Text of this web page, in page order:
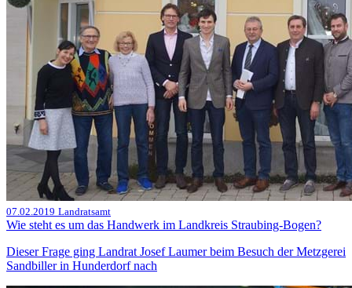
07.02.2019 Landratsamt
Wie steht es um das Handwerk im Landkreis Straubing-Bogen?
Dieser Frage ging Landrat Josef Laumer beim Besuch der Metzgerei
Sandbiller in Hunderdorf nach